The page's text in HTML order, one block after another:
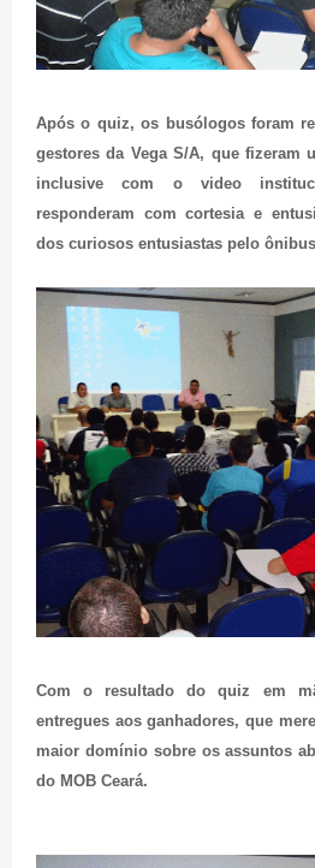
Após o quiz, os busólogos foram
gestores da Vega S/A, que fizeram
inclusive com o video
responderam com cortesia e
dos curiosos entusiastas pelo
Com o resultado do quiz em
entregues aos ganhadores, que
maior domínio sobre os assuntos
do MOB Ceará.